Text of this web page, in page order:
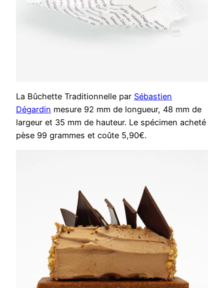
La Bûchette Traditionnelle par Sébastien
Dégardin mesure 92 mm de longueur, 48 mm de
largeur et 35 mm de hauteur. Le spécimen acheté
pèse 99 grammes et coûte 5,90€.